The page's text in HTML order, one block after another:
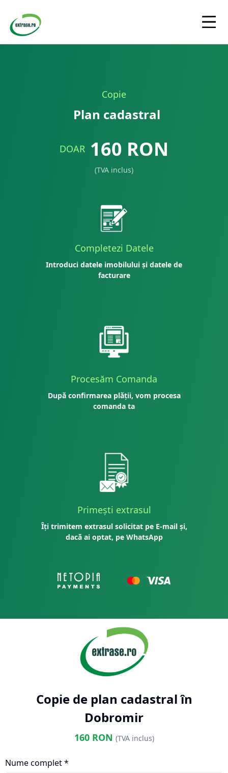
Copie
Plan cadastral
DOAR 160 RON
(TVA inclus)
Completezi Datele
Introduci datele imobilului și datele de
facturare
Procesăm Comanda
După confirmarea plății, vom procesa
comanda ta
Primești extrasul
Îți trimitem extrasul solicitat pe E-mail și,
dacă ai optat, pe WhatsApp
Copie de plan cadastral în
Dobromir
160RON (TVA inclus)
Nume complet *